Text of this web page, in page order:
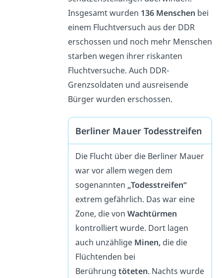
Insgesamt wurden 136 Menschen bei
einem Fluchtversuch aus der DDR
erschossen und noch mehr Menschen
starben wegen ihrer riskanten
Fluchtversuche. Auch DDR-
Grenzsoldaten und ausreisende
Bürger wurden erschossen.
Berliner Mauer Todesstreifen
Die Flucht über die Berliner Mauer
war vor allem wegen dem
sogenannten „Todesstreifen“
extrem gefährlich. Das war eine
Zone, die von Wachtürmen
kontrolliert wurde. Dort lagen
auch unzählige Minen,die die
Flüchtenden bei
Berührung töteten. Nachts wurde